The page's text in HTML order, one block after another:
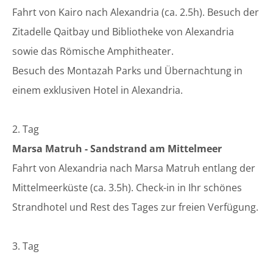
Fahrt von Kairo nach Alexandria (ca. 2.5h). Besuch der
Zitadelle Qaitbay und Bibliotheke von Alexandria
sowie das Römische Amphitheater.
Besuch des Montazah Parks und Übernachtung in
einem exklusiven Hotel in Alexandria.
2. Tag
Marsa Matruh - Sandstrand am Mittelmeer
Fahrt von Alexandria nach Marsa Matruh entlang der
Mittelmeerküste (ca. 3.5h). Check-in in Ihr schönes
Strandhotel und Rest des Tages zur freien Verfügung.
3. Tag